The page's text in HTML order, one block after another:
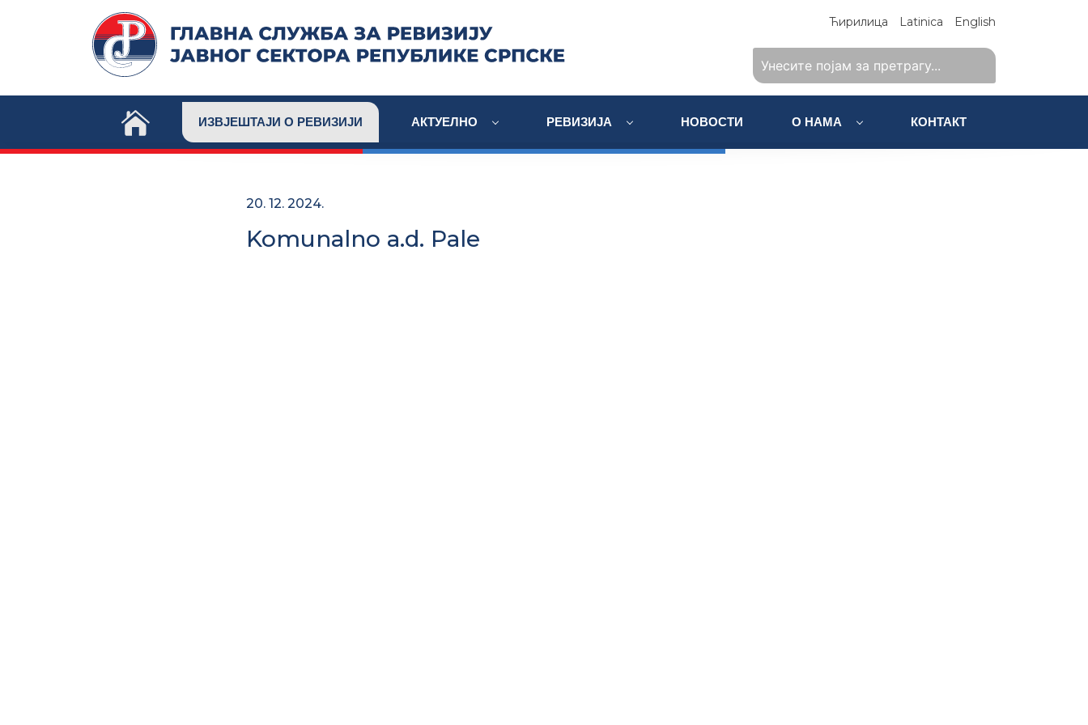
Ћирилица Latinica English
ИЗВЈЕШТАЈИ О РЕВИЗИЈИ АКТУЕЛНО РЕВИЗИЈА НОВОСТИ О НАМА КОНТАКТ
20. 12. 2024.
Komunalno a.d. Pale